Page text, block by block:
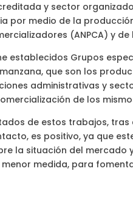
y sector
por medio de la
(ANPCA) y
establecidos Grupos
que son los
administrativas y
de los
de estos trabajos,
es positivo, ya que
la situación del mercado
medida, para